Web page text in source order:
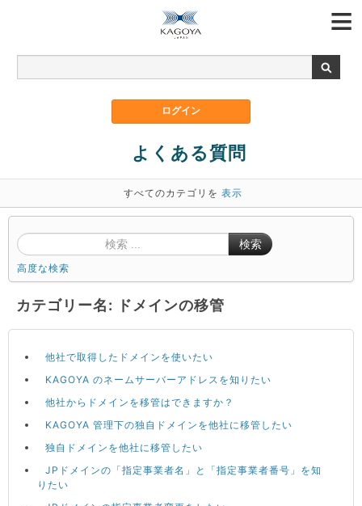
よくある質問
すべてのカテゴリを 表示
検索
高度な検索
カテゴリー名: ドメインの移管
他社で取得したドメインを使いたい
KAGOYA のネームサーバーアドレスを知りたい
他社からドメインを移管はできますか？
KAGOYA 管理下の独自ドメインを他社に移管したい
独自ドメインを他社に移管したい
JPドメインの「指定事業者名」と「指定事業者番号」を知
りたい